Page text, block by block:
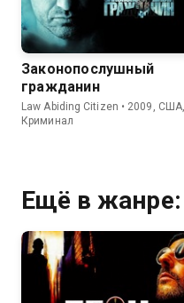
Законопослушный
гражданин
Law Abiding Citizen • 2009, США,
Криминал
Ещё в